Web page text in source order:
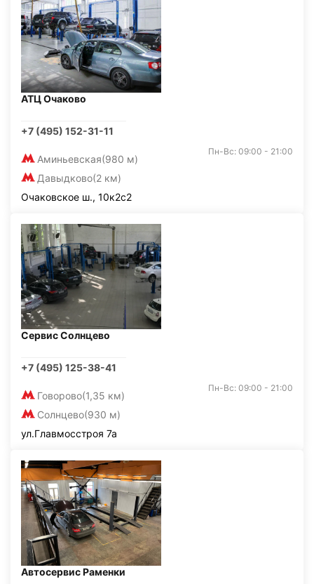
АТЦ Очаково
+7 (495) 152-31-11
Аминьевская(980 м)
Давыдково(2 км)
Пн-Вс: 09:00 - 21:00
Очаковское ш., 10к2с2
Сервис Солнцево
+7 (495) 125-38-41
Говорово(1,35 км)
Солнцево(930 м)
Пн-Вс: 09:00 - 21:00
ул.Главмосстроя 7а
Автосервис Раменки